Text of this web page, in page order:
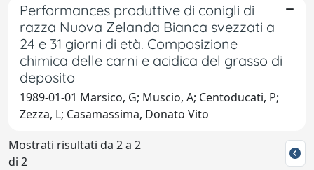
Performances produttive di conigli di
razza Nuova Zelanda Bianca svezzati a
24 e 31 giorni di età. Composizione
chimica delle carni e acidica del grasso di
deposito
1989-01-01 Marsico, G; Muscio, A; Centoducati, P;
Zezza, L; Casamassima, Donato Vito
Mostrati risultati da 2 a 2
di 2